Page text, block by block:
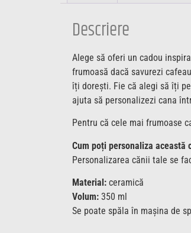
Descriere
Alege să oferi un cadou
frumoasă dacă savurezi
îți dorești. Fie că alegi să îți
ajuta să personalizezi cana
Pentru că cele mai frumoase
Cum poți personaliza această
Personalizarea cănii tale se
Material: ceramică
Volum: 350 ml
Se poate spăla în mașina de